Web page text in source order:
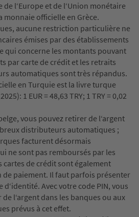
de l‘Europe et de l‘Union monétaire
monnaie officielle en Grèce.
aucune restriction particulière ne
émises par des établissements
qui concerne les montants pouvant
par carte de crédit et les retraits
automatiques sont très répandus.
en Turquie est la livre turque
1 EUR = 48,63 TRY; 1 TRY = 0,02
vous pouvez retirer de l‘argent
distributeurs automatiques ;
facturent désormais
ne sont pas remboursés par les
cartes de crédit sont également
de paiement. Il faut parfois présenter
Avec votre code PIN, vous
l‘argent dans les banques ou aux
prévus à cet effet.